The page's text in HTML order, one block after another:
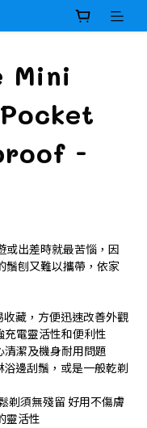
Mini
-
或出差時就最苦惱，因
鬚刨又難以攜帶，依家
藏，方便迅速改善外觀
電靈活性和便利性
清潔及機身耐用問題
邊刮鬚，或是一般乾剃
剃須無殘留 好用不傷膚
靈活性